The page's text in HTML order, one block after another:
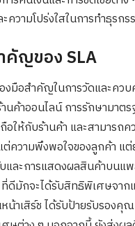
ความโปร่งใสในการทำธุรกร
คัญของ SLA
องมือสำคัญในการวัดและค
นค้าออนไลน์ การรักษามาต
อให้กับร้านค้า และสามารถ
ต่ความพึงพอใจของลูกค้า แ
และการแสดงผลสินค้าบนแ
ดีมักจะได้รับสิทธิพิเศษจาก
าเสิร์ช ได้รับป้ายรับรองคุ